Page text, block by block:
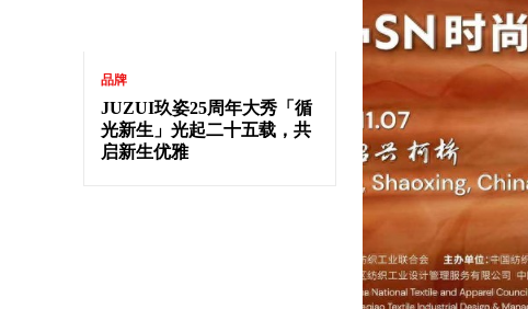
品牌
JUZUI玖姿25周年大秀「循
光新生」光起二十五载，共
启新生优雅